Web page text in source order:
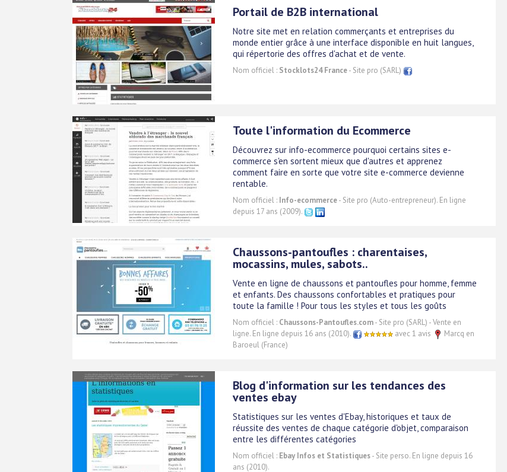
Portail de B2B international
Notre site met en relation commerçants et entreprises du
monde entier grâce à une interface disponible en huit langues,
qui répertorie des offres d'achat et de vente.
Nom officiel : Stocklots24 France- Site pro (SARL)
Toute l'information du Ecommerce
Découvrez sur info-ecommerce pourquoi certains sites e-
commerce s'en sortent mieux que d'autres et apprenez
comment faire en sorte que votre site e-commerce devienne
rentable.
Nom officiel : Info-ecommerce- Site pro (Auto-entrepreneur). En ligne
depuis 17 ans (2009).
Chaussons-pantoufles : charentaises,
mocassins, mules, sabots..
Vente en ligne de chaussons et pantoufles pour homme, femme
et enfants. Des chaussons confortables et pratiques pour
toute la famille ! Pour tous les styles et tous les goûts
Nom officiel : Chaussons-Pantoufles.com- Site pro (SARL) - Vente en
ligne. En ligne depuis 16 ans (2010).
avec 1 avis
Marcq en
Baroeul (France)
Blog d'information sur les tendances des
ventes ebay
Statistiques sur les ventes d'Ebay, historiques et taux de
réussite des ventes de chaque catégorie d'objet, comparaison
entre les différentes catégories
Nom officiel : Ebay Infos et Statistiques- Site perso. En ligne depuis 16
ans (2010).